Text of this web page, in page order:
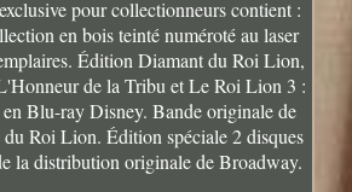
pour collectionneurs contient :
en bois teinté numéroté au laser
Édition Diamant du Roi Lion,
de la Tribu et Le Roi Lion 3 :
Blu-ray Disney. Bande originale de
Roi Lion. Édition spéciale 2 disques
la distribution originale de Broadway.